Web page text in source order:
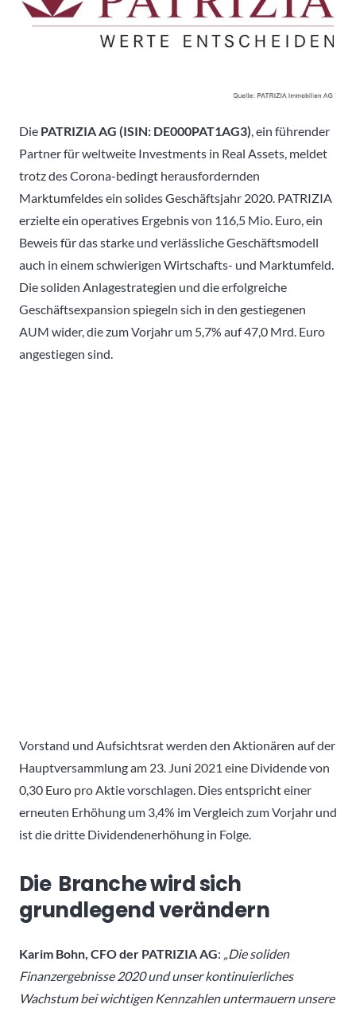
Die PATRIZIA AG (ISIN: DE000PAT1AG3), ein führender
Partner für weltweite Investments in Real Assets, meldet
trotz des Corona-bedingt herausfordernden
Marktumfeldes ein solides Geschäftsjahr 2020. PATRIZIA
erzielte ein operatives Ergebnis von 116,5 Mio. Euro, ein
Beweis für das starke und verlässliche Geschäftsmodell
auch in einem schwierigen Wirtschafts- und Marktumfeld.
Die soliden Anlagestrategien und die erfolgreiche
Geschäftsexpansion spiegeln sich in den gestiegenen
AUM wider, die zum Vorjahr um 5,7% auf 47,0 Mrd. Euro
angestiegen sind.
Vorstand und Aufsichtsrat werden den Aktionären auf der
Hauptversammlung am 23. Juni 2021 eine Dividende von
0,30 Euro pro Aktie vorschlagen. Dies entspricht einer
erneuten Erhöhung um 3,4% im Vergleich zum Vorjahr und
ist die dritte Dividendenerhöhung in Folge.
Die Branche wird sich
grundlegend verändern
Karim Bohn, CFO der PATRIZIA AG: „Die soliden
Finanzergebnisse 2020 und unser kontinuierliches
Wachstum bei wichtigen Kennzahlen untermauern unsere